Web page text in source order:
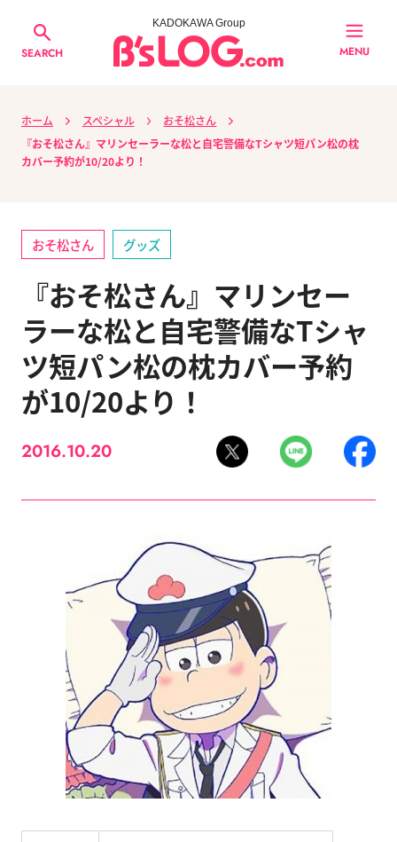
SEARCH
KADOKAWA Group
MENU
ホーム スペシャル
おそ松さん
『おそ松さん』マリンセーラーな松と自宅警備なTシャツ短パン松の枕
カバー予約が10/20より！
おそ松さん グッズ
『おそ松さん』マリンセー
ラーな松と自宅警備なTシャ
ツ短パン松の枕カバー予約
が10/20より！
2016.10.20